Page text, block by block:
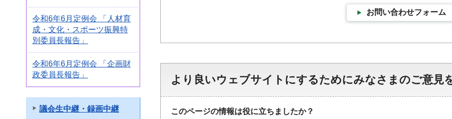
令和6年6月定例会 「人材育
成・文化・スポーツ振興特
別委員長報告」
令和6年6月定例会 「企画財
政委員長報告」
議会生中継・録画中継
お問い合わせフォーム
より良いウェブサイトにするためにみなさまのご意見
このページの情報は役に立ちましたか？